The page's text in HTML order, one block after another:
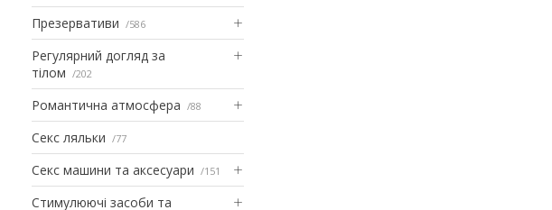
Презервативи 586
Регулярний догляд за
тілом
202
Романтична атмосфера 88
Секс ляльки 77
Секс машини та аксесуари 151
Стимулюючі засоби та